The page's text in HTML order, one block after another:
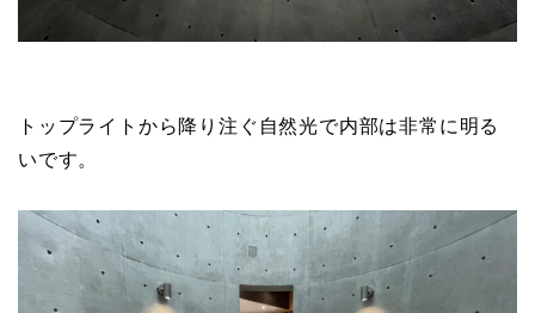
トップライトから降り注ぐ自然光で内部は非常に明る
いです。